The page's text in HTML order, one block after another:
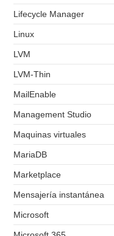
Lifecycle Manager
Linux
LVM
LVM-Thin
MailEnable
Management Studio
Maquinas virtuales
MariaDB
Marketplace
Mensajería instantánea
Microsoft